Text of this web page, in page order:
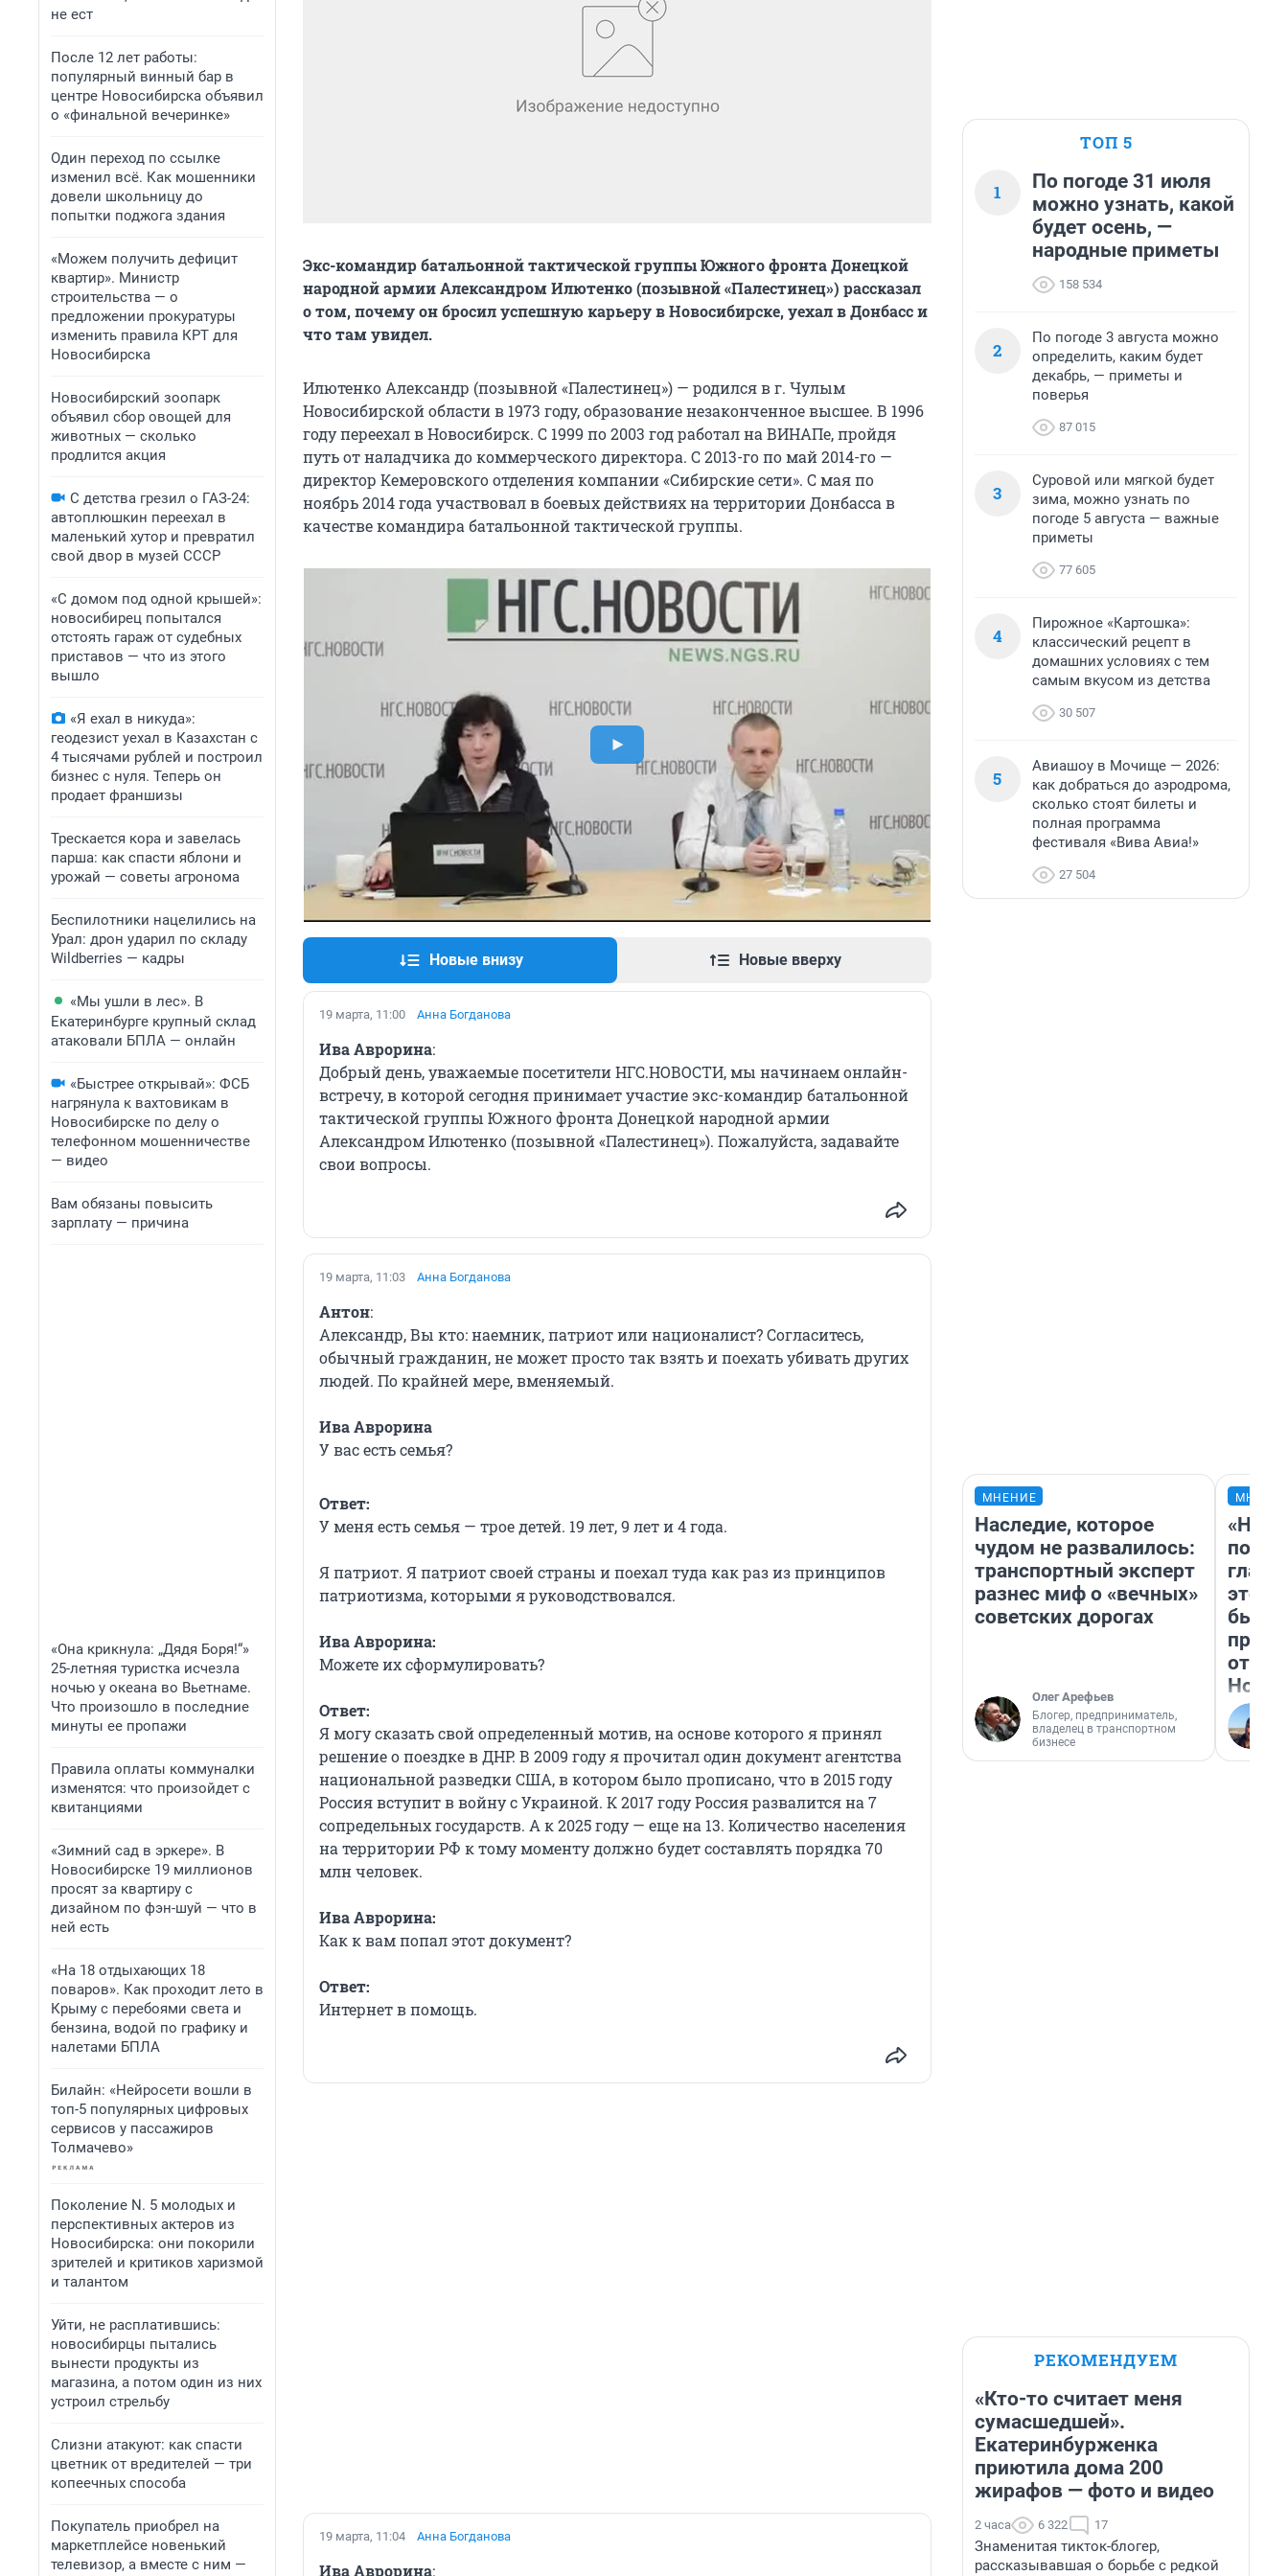
не ест
После 12 лет работы:
популярный винный бар в
центре Новосибирска объявил
о «финальной вечеринке»
Один переход по ссылке
изменил всё. Как мошенники
довели школьницу до
попытки поджога здания
«Можем получить дефицит
квартир». Министр
строительства — о
предложении прокуратуры
изменить правила КРТ для
Новосибирска
Новосибирский зоопарк
объявил сбор овощей для
животных — сколько
продлится акция
С детства грезил о ГАЗ-24:
автоплюшкин переехал в
маленький хутор и превратил
свой двор в музей СССР
«С домом под одной крышей»:
новосибирец попытался
отстоять гараж от судебных
приставов — что из этого
вышло
«Я ехал в никуда»:
геодезист уехал в Казахстан с
4 тысячами рублей и построил
бизнес с нуля. Теперь он
продает франшизы
Трескается кора и завелась
парша: как спасти яблони и
урожай — советы агронома
Беспилотники нацелились на
Урал: дрон ударил по складу
Wildberries — кадры
«Мы ушли в лес». В
Екатеринбурге крупный склад
атаковали БПЛА — онлайн
«Быстрее открывай»: ФСБ
нагрянула к вахтовикам в
Новосибирске по делу о
телефонном мошенничестве
— видео
Вам обязаны повысить
зарплату — причина
«Она крикнула: „Дядя Боря!“»
25-летняя туристка исчезла
ночью у океана во Вьетнаме.
Что произошло в последние
минуты ее пропажи
Правила оплаты коммуналки
изменятся: что произойдет с
квитанциями
«Зимний сад в эркере». В
Новосибирске 19 миллионов
просят за квартиру с
дизайном по фэн-шуй — что в
ней есть
«На 18 отдыхающих 18
поваров». Как проходит лето в
Крыму с перебоями света и
бензина, водой по графику и
налетами БПЛА
Билайн: «Нейросети вошли в
топ-5 популярных цифровых
сервисов у пассажиров
Толмачево»
Поколение N. 5 молодых и
перспективных актеров из
Новосибирска: они покорили
зрителей и критиков харизмой
и талантом
Уйти, не расплатившись:
новосибирцы пытались
вынести продукты из
магазина, а потом один из них
устроил стрельбу
Слизни атакуют: как спасти
цветник от вредителей — три
копеечных способа
Покупатель приобрел на
маркетплейсе новенький
телевизор, а вместе с ним —
Экс-командир батальонной тактической группы Южного фронта Донецкой
народной армии Александром Илютенко (позывной «Палестинец») рассказал
о том, почему он бросил успешную карьеру в Новосибирске, уехал в Донбасс и
что там увидел.
Илютенко Александр (позывной «Палестинец») — родился в г. Чулым
Новосибирской области в 1973 году, образование незаконченное высшее. В 1996
году переехал в Новосибирск. С 1999 по 2003 год работал на ВИНАПе, пройдя
путь от наладчика до коммерческого директора. С 2013-го по май 2014-го —
директор Кемеровского отделения компании «Сибирские сети». С мая по
ноябрь 2014 года участвовал в боевых действиях на территории Донбасса в
качестве командира батальонной тактической группы.
Новые внизу Новые вверху
19 марта, 11:00 Анна Богданова
Ива Аврорина:
Добрый день, уважаемые посетители НГС.НОВОСТИ, мы начинаем онлайн-
встречу, в которой сегодня принимает участие экс-командир батальонной
тактической группы Южного фронта Донецкой народной армии
Александром Илютенко (позывной «Палестинец»). Пожалуйста, задавайте
свои вопросы.
19 марта, 11:03 Анна Богданова
Антон:
Александр, Вы кто: наемник, патриот или националист? Согласитесь,
обычный гражданин, не может просто так взять и поехать убивать других
людей. По крайней мере, вменяемый.
Ива Аврорина
У вас есть семья?
Ответ:
У меня есть семья — трое детей. 19 лет, 9 лет и 4 года.
Я патриот. Я патриот своей страны и поехал туда как раз из принципов
патриотизма, которыми я руководствовался.
Ива Аврорина:
Можете их сформулировать?
Ответ:
Я могу сказать свой определенный мотив, на основе которого я принял
решение о поездке в ДНР. В 2009 году я прочитал один документ агентства
национальной разведки США, в котором было прописано, что в 2015 году
Россия вступит в войну с Украиной. К 2017 году Россия развалится на 7
сопредельных государств. А к 2025 году — еще на 13. Количество населения
на территории РФ к тому моменту должно будет составлять порядка 70
млн человек.
Ива Аврорина:
Как к вам попал этот документ?
Ответ:
Интернет в помощь.
19 марта, 11:04 Анна Богданова
Ива Аврорина:
ТОП 5
1
По погоде 31 июля
можно узнать, какой
будет осень, —
народные приметы
158 534
2
По погоде 3 августа можно
определить, каким будет
декабрь, — приметы и
поверья
87 015
3
Суровой или мягкой будет
зима, можно узнать по
погоде 5 августа — важные
приметы
77 605
4
Пирожное «Картошка»:
классический рецепт в
домашних условиях с тем
самым вкусом из детства
30 507
5
Авиашоу в Мочище — 2026:
как добраться до аэродрома,
сколько стоят билеты и
полная программа
фестиваля «Вива Авиа!»
27 504
МНЕНИЕ
Наследие, которое
чудом не развалилось:
транспортный эксперт
разнес миф о «вечных»
советских дорогах
Олег Арефьев
Блогер, предприниматель,
владелец в транспортном
бизнесе
этого
бьет
РЕКОМЕНДУЕМ
«Кто-то считает меня
сумасшедшей».
Екатеринбурженка
приютила дома 200
жирафов — фото и видео
2 часа 6 322 17
Знаменитая тикток-блогер,
рассказывавшая о борьбе с редкой